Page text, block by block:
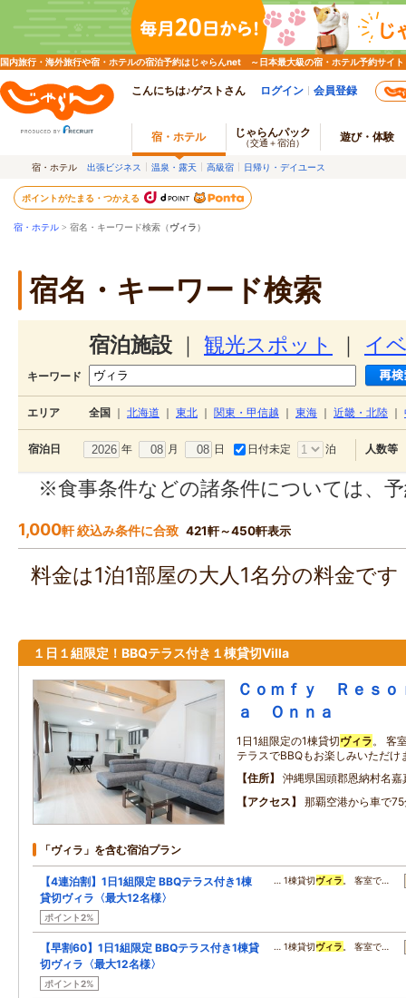
国内旅行・海外旅行や宿・ホテルの宿泊予約はじゃらんnet ～日本最大級の宿・ホテル予約サイト
こんにちは♪ゲストさん ログイン 会員登録
宿・ホテル じゃらんパック
（交通＋宿泊） 遊び・体験
宿・ホテル 出張ビジネス 温泉・露天 高級宿 日帰り・デイユース
ポイントがたまる・つかえる
宿・ホテル > 宿名・キーワード検索（ヴィラ）
宿名・キーワード検索
宿泊施設 観光スポット イ
キーワード
エリア 全国 北海道 東北 関東・甲信越 東海 近畿・北陸
宿泊日 年 月 日 日付未定 泊 人数等
※食事条件などの諸条件については、
1,000軒 絞込み条件に合致 421軒～450軒表示
料金は1泊1部屋の大人1名分の料金で
１日１組限定！BBQテラス付き１棟貸切Villa
Ｃｏｍｆｙ Ｒｅｓ
ａ Ｏｎｎａ
1日1組限定の1棟貸切ヴィラ。 客
テラスでBBQもお楽しみいただけ
住所
沖縄県国頭郡恩納村名
アクセス
那覇空港から車で
「ヴィラ」を含む宿泊プラン
【4連泊割】1日1組限定 BBQテラス付き1棟
貸切ヴィラ〈最大12名様〉
ポイント2%
… 1棟貸切ヴィラ 。 客室で…
【早割60】1日1組限定 BBQテラス付き1棟貸
切ヴィラ〈最大12名様〉
ポイント2%
… 1棟貸切ヴィラ 。 客室で…